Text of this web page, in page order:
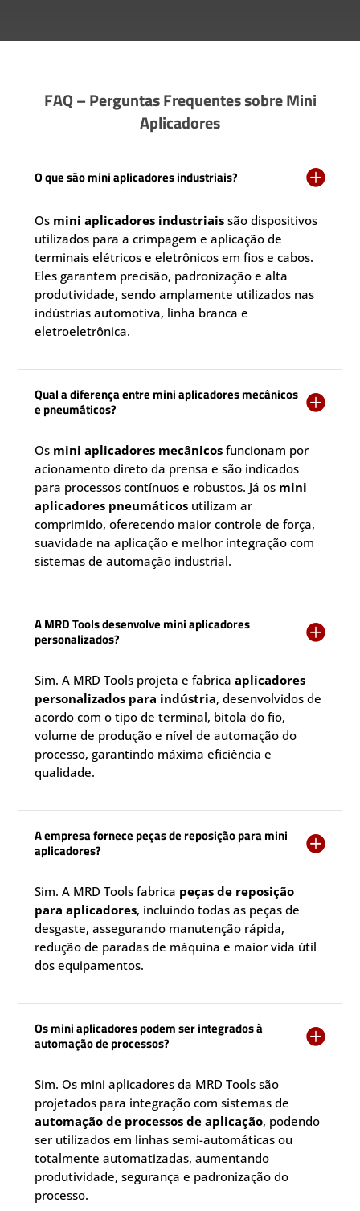
FAQ – Perguntas Frequentes sobre Mini
Aplicadores
O que são mini aplicadores industriais? 
Os mini aplicadores industriais são dispositivos
utilizados para a crimpagem e aplicação de
terminais elétricos e eletrônicos em fios e cabos.
Eles garantem precisão, padronização e alta
produtividade, sendo amplamente utilizados nas
indústrias automotiva, linha branca e
eletroeletrônica.
Qual a diferença entre mini aplicadores mecânicos
e pneumáticos?

Os mini aplicadores mecânicos funcionam por
acionamento direto da prensa e são indicados
para processos contínuos e robustos. Já os mini
aplicadores pneumáticos utilizam ar
comprimido, oferecendo maior controle de força,
suavidade na aplicação e melhor integração com
sistemas de automação industrial.
A MRD Tools desenvolve mini aplicadores
personalizados?

Sim. A MRD Tools projeta e fabricaaplicadores
personalizados para indústria, desenvolvidos de
acordo com o tipo de terminal, bitola do fio,
volume de produção e nível de automação do
processo, garantindo máxima eficiência e
qualidade.
A empresa fornece peças de reposição para mini
aplicadores?

Sim. A MRD Tools fabrica peças de reposição
para aplicadores, incluindo todas as peças de
desgaste, assegurando manutenção rápida,
redução de paradas de máquina e maior vida útil
dos equipamentos.
Os mini aplicadores podem ser integrados à
automação de processos?

Sim. Os mini aplicadores da MRD Tools são
projetados para integração com sistemas de
automação de processos de aplicação, podendo
ser utilizados em linhas semi-automáticas ou
totalmente automatizadas, aumentando
produtividade, segurança e padronização do
processo.